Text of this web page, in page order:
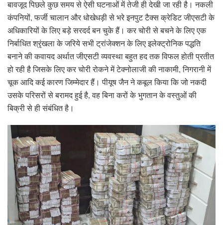
बावजूद पिछले कुछ समय से ऐसी घटनाओं में तेजी ही देखी जा रही है। नकली
कंपनियों, फर्जी चालान और धोखेधड़ी से भरे इनपुट टैक्स क्रेडिट जीएसटी के
अधिकारियों के लिए बड़े सरदर्द बन चुके हैं। कर चोरी से बचने के लिए एक
निर्बाधित श्रृंखला के जरिये सभी ट्रांजेक्शन के लिए इलेक्ट्रोनिक पद्धति
बनाने की कवायद अर्थात जीएसटी व्यवस्था बहुत हद तक विफल होती प्रतीत
हो रही है जिसके लिए कर चोरी रोकने में टेक्नोलाजी की नाकामी, निगरानी में
चूक आदि कई कारण जिम्मेदार हैं। पीयूष जैन ने कबूल किया कि जो नकदी
उसके परिसरों से बरामद हुई है, वह बिना करों के भुगतान के वस्तुओं की
बिक्री से ही संबंधित है।